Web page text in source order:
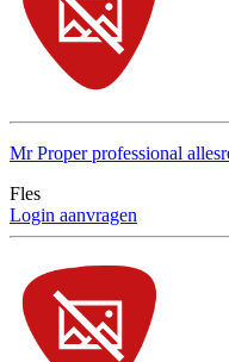
Mr Proper professional
Fles
Login aanvragen